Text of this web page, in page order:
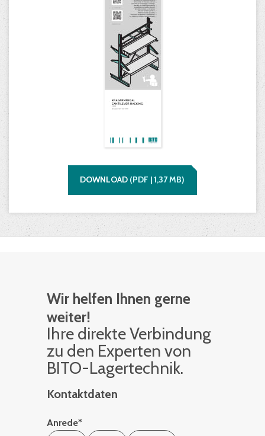
DOWNLOAD (PDF |1,37MB)
Wir helfen Ihnen gerne
weiter!
Ihre di­rek­te Ver­bin­dung
zu den Ex­per­ten von
BITO-La­ger­tech­nik.
Kontaktdaten
Anrede*